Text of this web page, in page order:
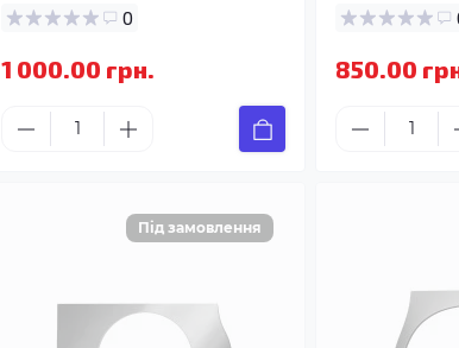
0
1 000.00 грн. 850.00